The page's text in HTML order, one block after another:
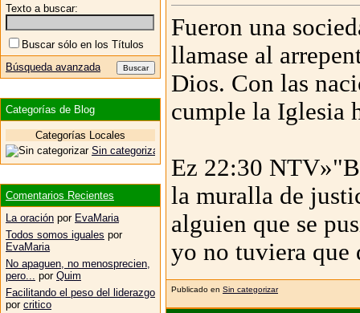
Fueron una
llamase al
Dios. Con las
cumple la Iglesia
Ez 22:30
la muralla de
alguien que se
yo no tuviera que
Publicado en Sin categorizar
Texto a buscar:
Buscar sólo en los Títulos
Búsqueda avanzada
Categorías de Blog
Categorías Locales
Sin categorizar
Comentarios Recientes
La oración por EvaMaria
Todos somos iguales por
EvaMaria
No apaguen, no menosprecien,
pero...
por Quim
Facilitando el peso del liderazgo
por critico